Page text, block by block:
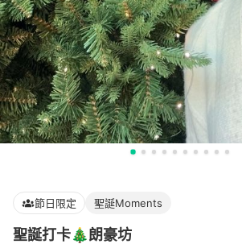
節日限定 聖誕Moments
聖誕打卡🎄朗豪坊